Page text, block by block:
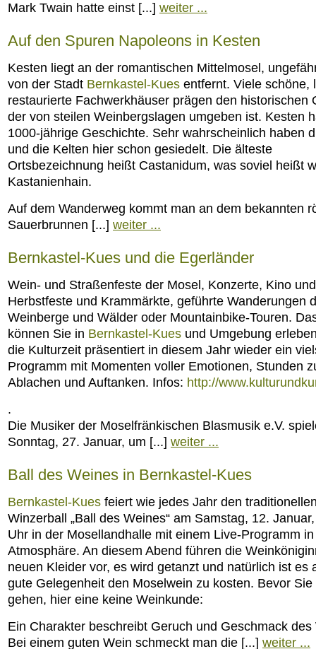
Mark Twain hatte einst [...] weiter ...
Auf den Spuren Napoleons in Kesten
Kesten liegt an der romantischen Mittelmosel,
von der Stadt Bernkastel-Kues entfernt. Viele schöne,
restaurierte Fachwerkhäuser prägen den historischen
der von steilen Weinbergslagen umgeben ist. Kesten
1000-jährige Geschichte. Sehr wahrscheinlich haben
und die Kelten hier schon gesiedelt. Die älteste
Ortsbezeichnung heißt Castanidum, was soviel heißt
Kastanienhain.
Auf dem Wanderweg kommt man an dem bekannten
Sauerbrunnen [...] weiter ...
Bernkastel-Kues und die Egerländer
Wein- und Straßenfeste der Mosel, Konzerte, Kino
Herbstfeste und Krammärkte, geführte Wanderungen
Weinberge und Wälder oder Mountainbike-Touren.
können Sie in Bernkastel-Kues und Umgebung
die Kulturzeit präsentiert in diesem Jahr wieder ein
Programm mit Momenten voller Emotionen, Stunden
Ablachen und Auftanken. Infos: http://
.
Die Musiker der Moselfränkischen Blasmusik e.V.
Sonntag, 27. Januar, um [...] weiter ...
Ball des Weines in Bernkastel-Kues
Bernkastel-Kues feiert wie jedes Jahr den
Winzerball „Ball des Weines“ am Samstag, 12.
Uhr in der Mosellandhalle mit einem Live-Programm
Atmosphäre. An diesem Abend führen die
neuen Kleider vor, es wird getanzt und natürlich ist es
gute Gelegenheit den Moselwein zu kosten. Bevor
gehen, hier eine keine Weinkunde:
Ein Charakter beschreibt Geruch und Geschmack des
Bei einem guten Wein schmeckt man die [...] weiter ...